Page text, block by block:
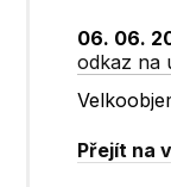
06. 06.
odkaz na
Přejít na